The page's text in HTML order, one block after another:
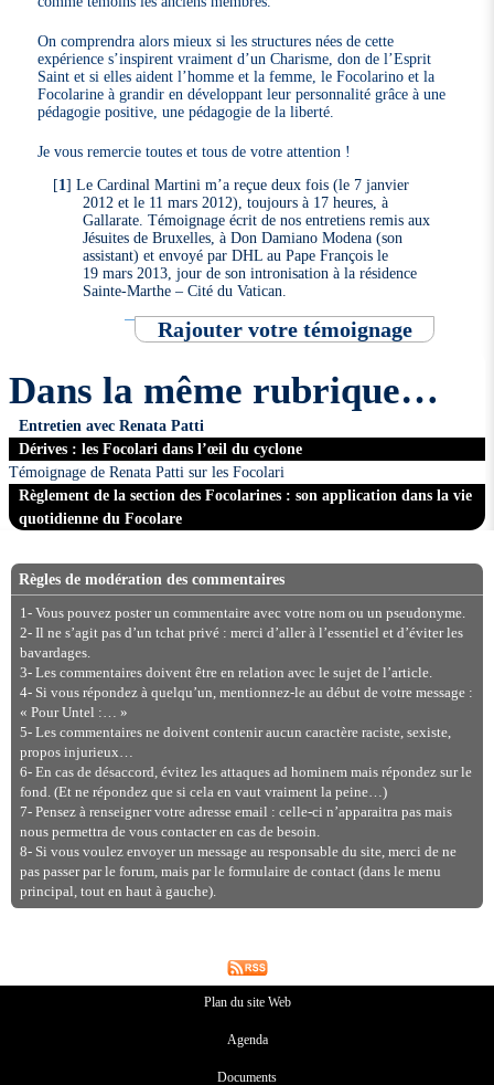
On comprendra alors mieux si les structures nées de cette
expérience s’inspirent vraiment d’un Charisme, don de l’Esprit
Saint et si elles aident l’homme et la femme, le Focolarino et la
Focolarine à grandir en développant leur personnalité grâce à une
pédagogie positive, une pédagogie de la liberté.
Je vous remercie toutes et tous de votre attention !
[1]Le Cardinal Martini m’a reçue deux fois (le 7 janvier
2012 et le 11 mars 2012), toujours à 17 heures, à
Gallarate. Témoignage écrit de nos entretiens remis aux
Jésuites de Bruxelles, à Don Damiano Modena (son
assistant) et envoyé par DHL au Pape François le
19 mars 2013, jour de son intronisation à la résidence
Sainte-Marthe – Cité du Vatican.
Rajouter votre témoignage
Dans la même rubrique…
Entretien avec Renata Patti
Dérives : les Focolari dans l’œil du cyclone
Témoignage de Renata Patti sur les Focolari
Règlement de la section des Focolarines : son application dans la vie
quotidienne du Focolare
Règles de modération des commentaires
1- Vous pouvez poster un commentaire avec votre nom ou un pseudonyme.
2- Il ne s’agit pas d’un tchat privé : merci d’aller à l’essentiel et d’éviter les
bavardages.
3- Les commentaires doivent être en relation avec le sujet de l’article.
4- Si vous répondez à quelqu’un, mentionnez-le au début de votre message :
« Pour Untel :… »
5- Les commentaires ne doivent contenir aucun caractère raciste, sexiste,
propos injurieux…
6- En cas de désaccord, évitez les attaques ad hominem mais répondez sur le
fond. (Et ne répondez que si cela en vaut vraiment la peine…)
7- Pensez à renseigner votre adresse email : celle-ci n’apparaitra pas mais
nous permettra de vous contacter en cas de besoin.
8- Si vous voulez envoyer un message au responsable du site, merci de ne
pas passer par le forum, mais par le formulaire de contact (dans le menu
principal, tout en haut à gauche).
Plan du site Web
Agenda
Documents